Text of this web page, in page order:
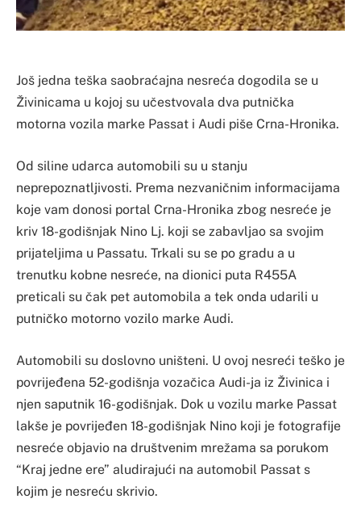
Još jedna teška saobraćajna nesreća dogodila se u
Živinicama u kojoj su učestvovala dva putnička
motorna vozila marke Passat i Audi piše Crna-Hronika.
Od siline udarca automobili su u stanju
neprepoznatljivosti. Prema nezvaničnim informacijama
koje vam donosi portal Crna-Hronika zbog nesreće je
kriv 18-godišnjak Nino Lj. koji se zabavljao sa svojim
prijateljima u Passatu. Trkali su se po gradu a u
trenutku kobne nesreće, na dionici puta R455A
preticali su čak pet automobila a tek onda udarili u
putničko motorno vozilo marke Audi.
Automobili su doslovno uništeni. U ovoj nesreći teško je
povrijeđena 52-godišnja vozačica Audi-ja iz Živinica i
njen saputnik 16-godišnjak. Dok u vozilu marke Passat
lakše je povrijeđen 18-godišnjak Nino koji je fotografije
nesreće objavio na društvenim mrežama sa porukom
“Kraj jedne ere” aludirajući na automobil Passat s
kojim je nesreću skrivio.